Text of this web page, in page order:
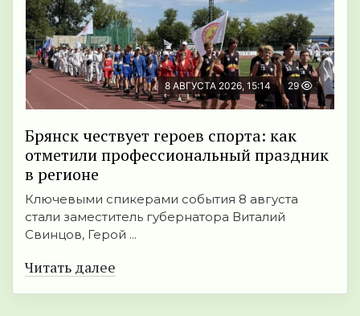
8 АВГУСТА 2026, 15:14 29
Брянск чествует героев спорта: как
отметили профессиональный праздник
в регионе
Ключевыми спикерами события 8 августа
стали заместитель губернатора Виталий
Свинцов, Герой ...
Читать далее